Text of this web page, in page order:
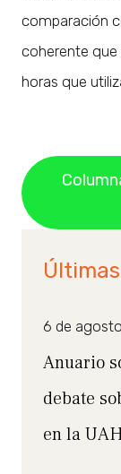
comparación
coherente
horas que
6 de
Anuario
debate
en la